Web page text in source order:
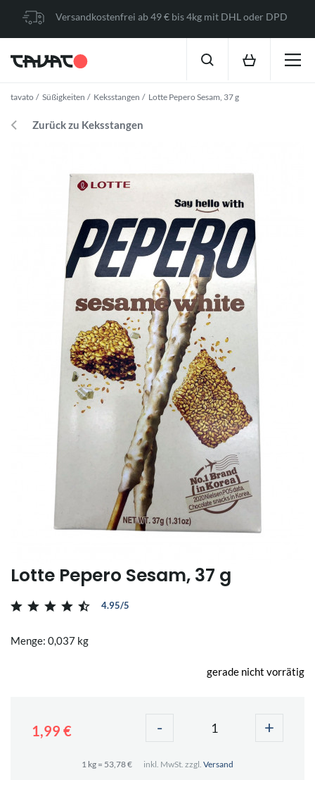
Versandkostenfrei ab 49 € bis 4kg mit DHL oder DPD
tavato Süßigkeiten Keksstangen Lotte Pepero Sesam, 37 g
Zurück zu Keksstangen
Lotte Pepero Sesam, 37 g
4.95/5
Menge: 0,037 kg
gerade nicht vorrätig
1,99 € - +
1 kg = 53,78 € inkl. MwSt. zzgl. Versand